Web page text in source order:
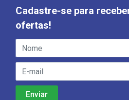
Cadastre-se para
ofertas!